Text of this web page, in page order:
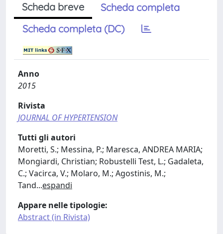
Scheda breve
Scheda completa
Scheda completa (DC)
Anno
2015
Rivista
JOURNAL OF HYPERTENSION
Tutti gli autori
Moretti, S.; Messina, P.; Maresca, ANDREA MARIA;
Mongiardi, Christian; Robustelli Test, L.; Gadaleta,
C.; Vacirca, V.; Molaro, M.; Agostinis, M.;
Tand...espandi
Appare nelle tipologie:
Abstract (in Rivista)